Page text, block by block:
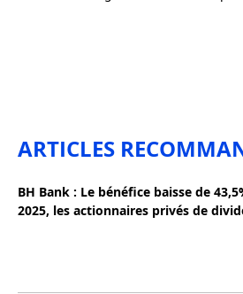
ARTICLES
BH Bank : Le bénéfice baisse de
2025, les actionnaires privés de